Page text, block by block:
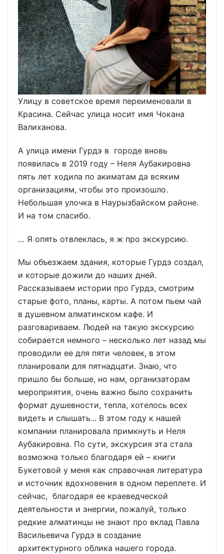
Улицу в советское время переименовали в
Красина. Сейчас улица носит имя Чокана
Валиханова.
А улица имени Гурдэ в городе вновь
появилась в 2019 году – Неля Аубакировна
пять лет ходила по акиматам да всяким
организациям, чтобы это произошло.
Небольшая улочка в Наурызбайском районе.
И на том спасибо.
… Я опять отвлеклась, я ж про экскурсию.
Мы объезжаем здания, которые Гурдэ создал,
и которые дожили до наших дней.
Рассказываем истории про Гурдэ, смотрим
старые фото, планы, карты. А потом пьем чай
в душевном алматинском кафе. И
разговариваем. Людей на такую экскурсию
собирается немного – несколько лет назад мы
проводили ее для пяти человек, в этом
планировали для пятнадцати. Знаю, что
пришло бы больше, но нам, организаторам
мероприятия, очень важно было сохранить
формат душевности, тепла, хотелось всех
видеть и слышать... В этом году к нашей
компании планировала примкнуть и Неля
Аубакировна. По сути, экскурсия эта стала
возможна только благодаря ей – книги
Букетовой у меня как справочная литература
и источник вдохновения в одном переплете. И
сейчас, благодаря ее краеведческой
деятельности и энергии, пожалуй, только
редкие алматинцы не знают про вклад Павла
Васильевича Гурдэ в создание
архитектурного облика нашего города.